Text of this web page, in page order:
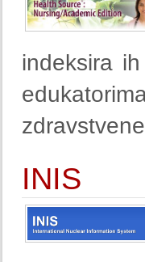
indeksira
INIS